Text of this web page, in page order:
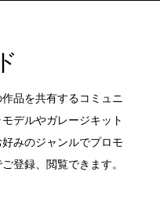
品を共有するコミュニ
デルやガレージキット
みのジャンルでプロモ
登録、閲覧できます。